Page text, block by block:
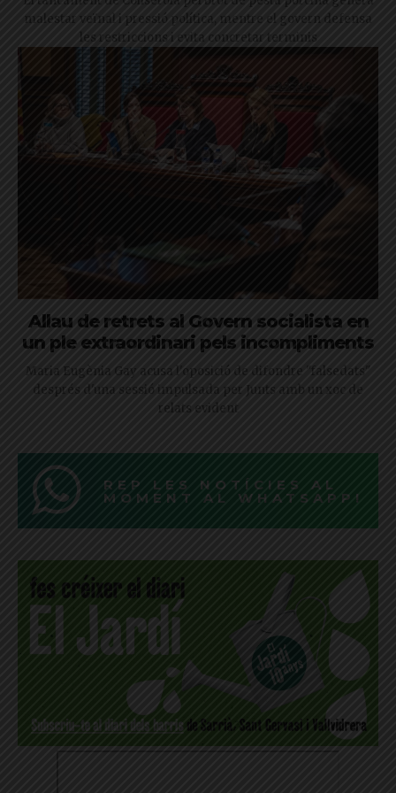
malestar veïnal i pressió política, mentre el govern defensa
les restriccions i evita concretar terminis
Allau de retrets al Govern socialista en
un ple extraordinari pels incompliments
Maria Eugènia Gay acusa l'oposició de difondre "falsedats"
després d'una sessió impulsada per Junts amb un xoc de
relats evident
REP LES NOTÍCIES AL
MOMENT AL WHATSAPP!